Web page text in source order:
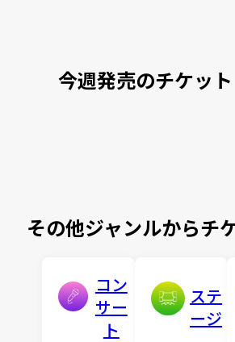
今週発売のチケット
その他ジャンルからチ
コン
サー
ト
ステ
ージ